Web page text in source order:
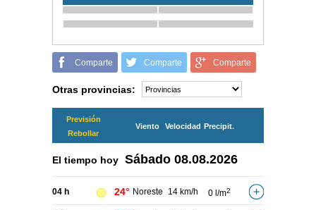
Comparte Comparte Comparte
Otras provincias:
Previsión
Rebollar
Viento Velocidad Precipit.
El tiempo hoy Sábado 08.08.2026
04 h 24° Noreste 14 km/h 0 l/m2